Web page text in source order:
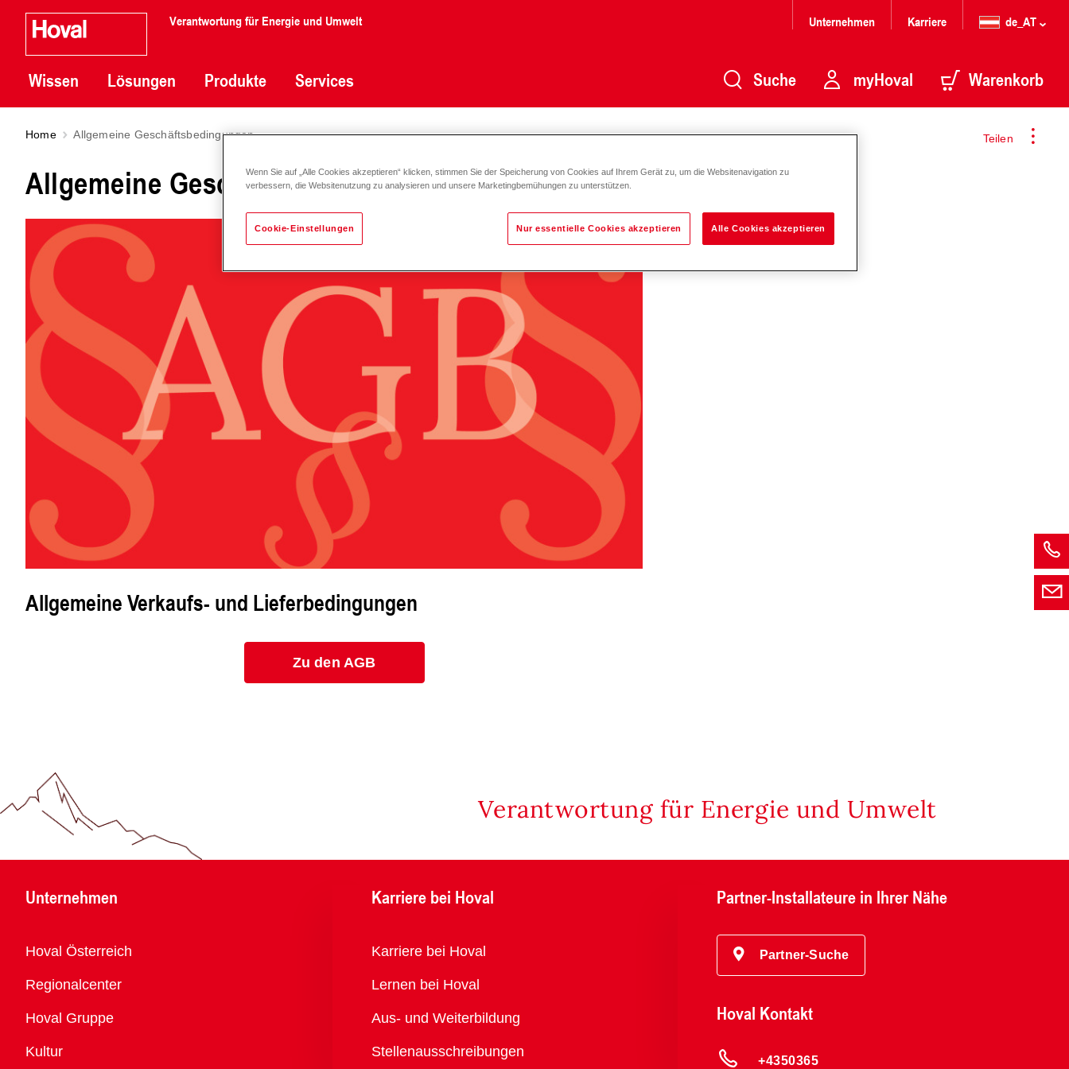
Verantwortung für Energie und Umwelt
Wissen Lösungen Produkte Services
Unternehmen Karriere de_AT
Suche myHoval Warenkorb
Teilen
Home Allgemeine Geschäftsbedingungen
Allgemeine Geschäftsbedingungen
Allgemeine Verkaufs- und Lieferbedingungen
Zu den AGB
Verantwortung für Energie und Umwelt
Unternehmen
Übersicht
Hoval Österreich
Regionalcenter
Hoval Gruppe
Kultur
Karriere bei Hoval
Übersicht
Karriere bei Hoval
Lernen bei Hoval
Aus- und Weiterbildung
Stellenausschreibungen
Partner-Installateure in Ihrer Nähe
Partner-Suche
Hoval Kontakt
+4350365
Wenn Sie auf „Alle Cookies akzeptieren“ klicken, stimmen Sie der Speicherung von Cookies auf Ihrem Gerät zu, um die Websitenavigation zu
verbessern, die Websitenutzung zu analysieren und unsere Marketingbemühungen zu unterstützen.
Cookie-Einstellungen Nur essentielle Cookies akzeptieren Alle Cookies akzeptieren